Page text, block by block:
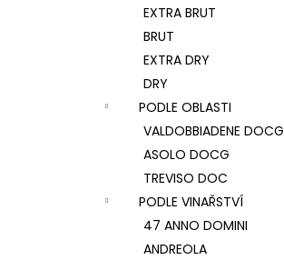
EXTRA BRUT
BRUT
EXTRA DRY
DRY
PODLE OBLASTI
VALDOBBIADENE DOCG
ASOLO DOCG
TREVISO DOC
PODLE VINAŘSTVÍ
47 ANNO DOMINI
ANDREOLA